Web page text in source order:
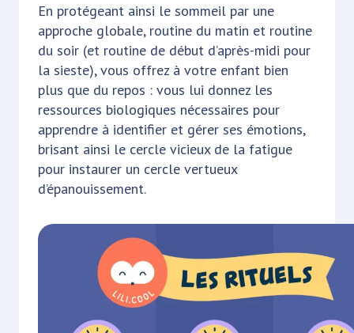
En protégeant ainsi le sommeil par une
approche globale, routine du matin et routine
du soir (et routine de début d’après-midi pour
la sieste), vous offrez à votre enfant bien
plus que du repos : vous lui donnez les
ressources biologiques nécessaires pour
apprendre à identifier et gérer ses émotions,
brisant ainsi le cercle vicieux de la fatigue
pour instaurer un cercle vertueux
d’épanouissement.